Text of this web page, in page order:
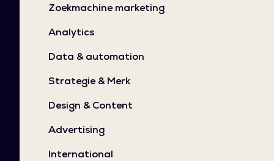
Zoekmachine marketing
Analytics
Data & automation
Strategie & Merk
Design & Content
Advertising
International